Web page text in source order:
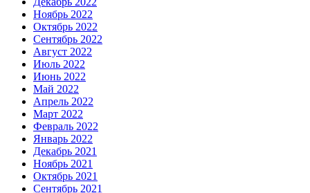
Ноябрь 2022
Октябрь 2022
Сентябрь 2022
Август 2022
Июль 2022
Июнь 2022
Май 2022
Апрель 2022
Март 2022
Февраль 2022
Январь 2022
Декабрь 2021
Ноябрь 2021
Октябрь 2021
Сентябрь 2021